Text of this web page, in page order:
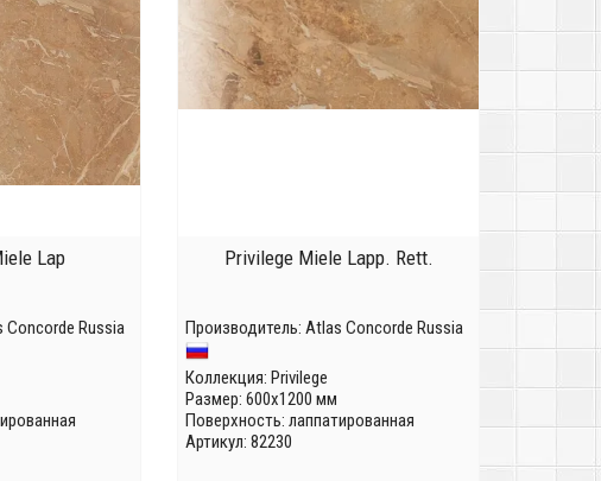
Lap
Concorde Russia
Privilege Miele Lapp. Rett.
Производитель: Atlas Concorde Russia
Коллекция: Privilege
Размер: 600x1200 мм
Поверхность: лаппатированная
Артикул: 82230